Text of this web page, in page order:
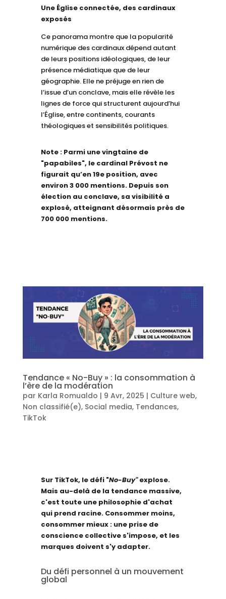
Une Église connectée, des cardinaux
exposés
Ce panorama montre que la popularité
numérique des cardinaux dépend autant
de leurs positions idéologiques, de leur
présence médiatique que de leur
géographie. Elle ne préjuge en rien de
l’issue d’un conclave, mais elle révèle les
lignes de force qui structurent aujourd’hui
l’Église, entre continents, courants
théologiques et sensibilités politiques.
Note : Parmi une vingtaine de
"papabiles", le cardinal Prévost ne
figurait qu’en 19e position, avec
environ 3 000 mentions. Depuis son
élection au conclave, sa visibilité a
explosé, atteignant désormais près de
700 000 mentions.
Tendance « No-Buy » : la consommation à
l’ère de la modération
par Karla Romualdo | 9 Avr, 2025 | Culture web,
Non classifié(e), Social media, Tendances,
TikTok
Sur TikTok, le défi "No-Buy"explose.
Mais au-delà de la tendance massive,
c'est toute une philosophie d'achat
qui prend racine. Consommer moins,
consommer mieux : une prise de
conscience collective s'impose, et les
marques doivent s'y adapter.
Du défi personnel à un mouvement
global